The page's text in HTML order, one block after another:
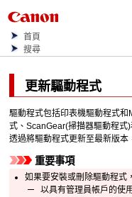
首頁
搜尋
更新驅動程式
驅動程式包括印表機驅動程式和
式、ScanGear(掃描器驅動程式
透過將驅動程式更新至最新版本
重要事項
如果要安裝或刪除驅動程式
以具有管理員帳戶的使